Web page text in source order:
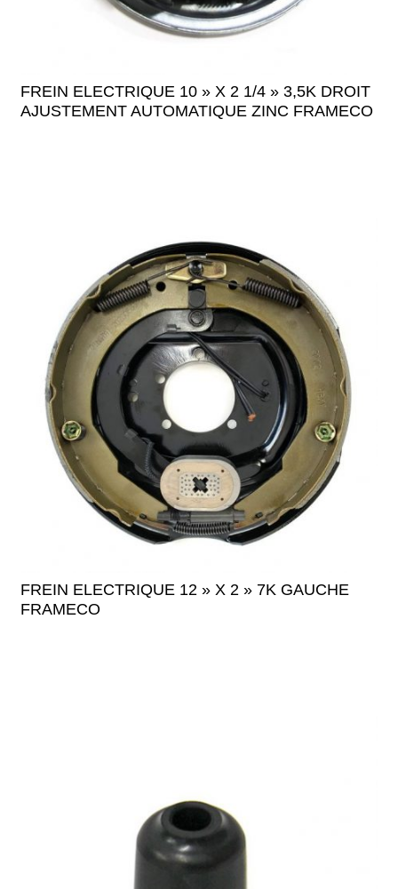
FREIN ELECTRIQUE 10 » X 2 1/4 » 3,5K DROIT
AJUSTEMENT AUTOMATIQUE ZINC FRAMECO
FREIN ELECTRIQUE 12 » X 2 » 7K GAUCHE
FRAMECO